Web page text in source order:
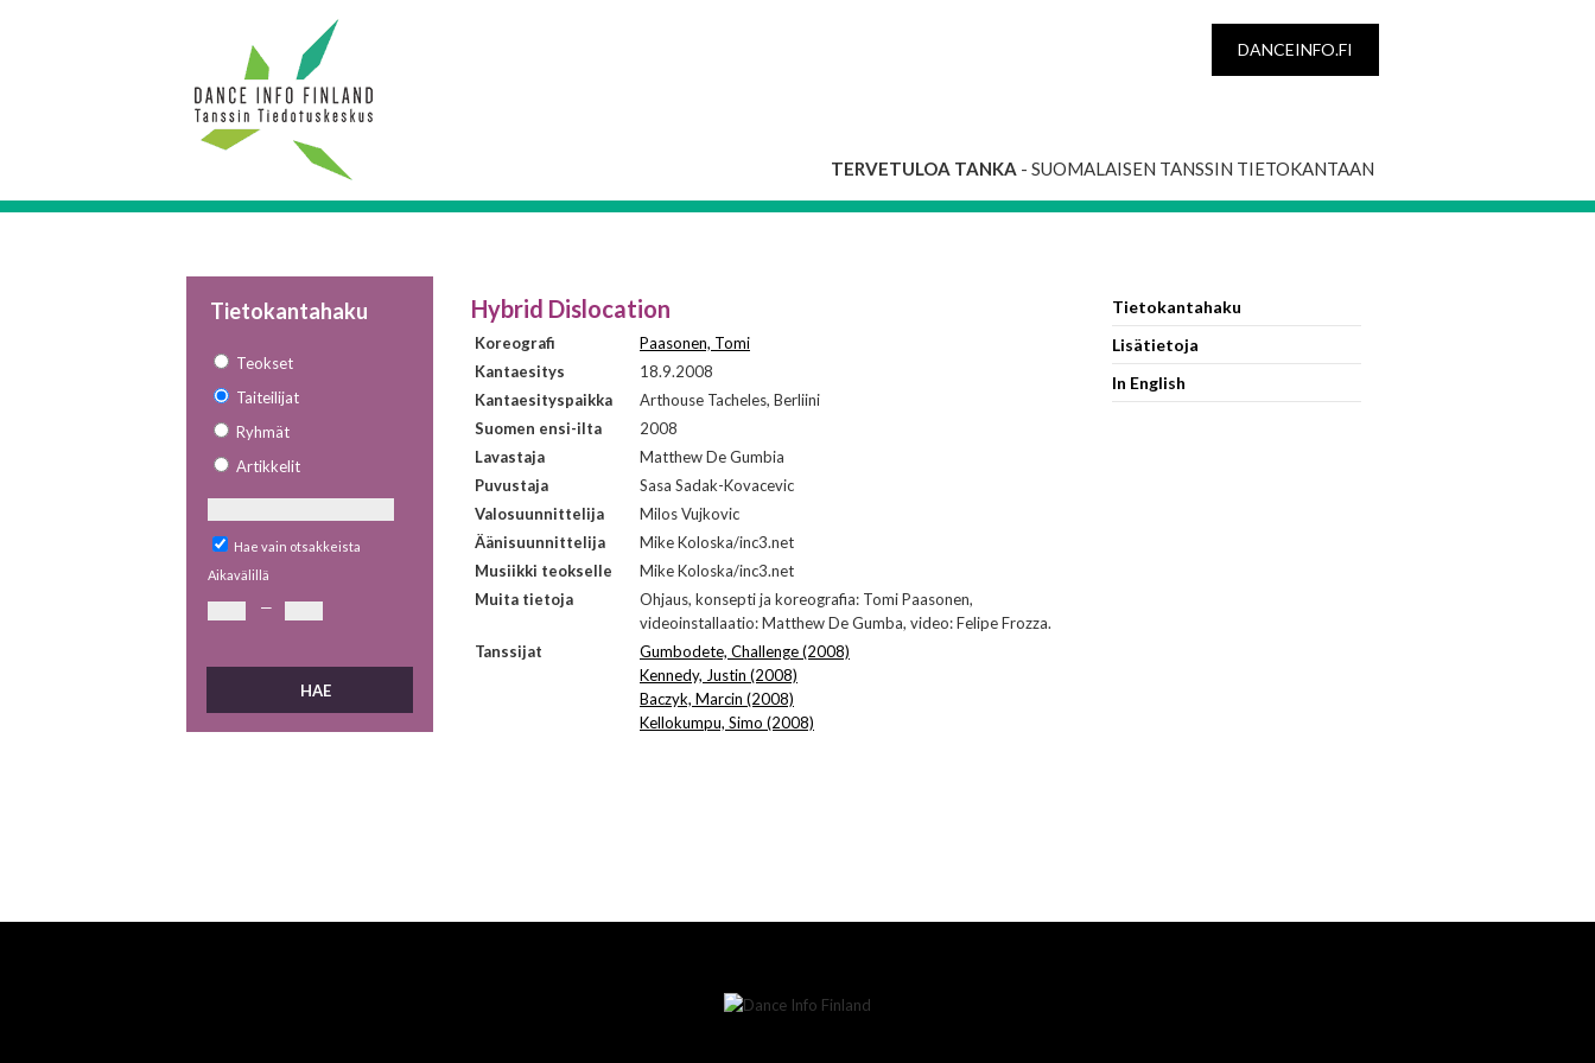
DANCEINFO.FI
TERVETULOA TANKA - SUOMALAISEN TANSSIN TIETOKANTAAN
Tietokantahaku
Teokset
Taiteilijat
Ryhmät
Artikkelit
Hae vain otsakkeista
Aikavälillä
—
Hybrid Dislocation
Koreografi
Paasonen, Tomi
Kantaesitys
18.9.2008
Kantaesityspaikka
Arthouse Tacheles, Berliini
Suomen ensi-ilta
2008
Lavastaja
Matthew De Gumbia
Puvustaja
Sasa Sadak-Kovacevic
Valosuunnittelija
Milos Vujkovic
Äänisuunnittelija
Mike Koloska/inc3.net
Musiikki teokselle
Mike Koloska/inc3.net
Muita tietoja
Ohjaus, konsepti ja koreografia: Tomi Paasonen,
videoinstallaatio: Matthew De Gumba, video: Felipe Frozza.
Tanssijat
Gumbodete, Challenge (2008)
Kennedy, Justin (2008)
Baczyk, Marcin (2008)
Kellokumpu, Simo (2008)
Tietokantahaku
Lisätietoja
In English